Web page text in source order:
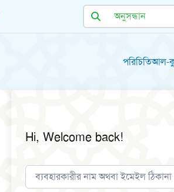
পরিচিতিআল-
Hi, Welcome back!